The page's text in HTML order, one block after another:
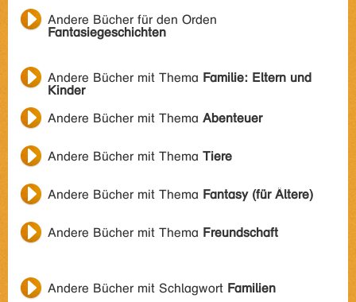
Andere Bücher für den Orden
Fantasiegeschichten
Andere Bücher mit Thema Familie: Eltern und
Kinder
Andere Bücher mit Thema Abenteuer
Andere Bücher mit Thema Tiere
Andere Bücher mit Thema Fantasy (für Ältere)
Andere Bücher mit Thema Freundschaft
Andere Bücher mit Schlagwort Familien